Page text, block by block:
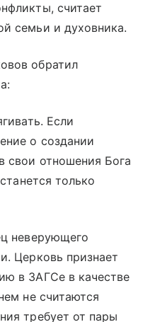
считает
семьи и духовника.
обратил
Если
о создании
свои отношения Бога
только
неверующего
Церковь признает
в ЗАГСе в качестве
не считаются
требует от пары